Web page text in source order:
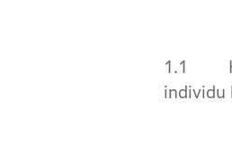
1.1
individu